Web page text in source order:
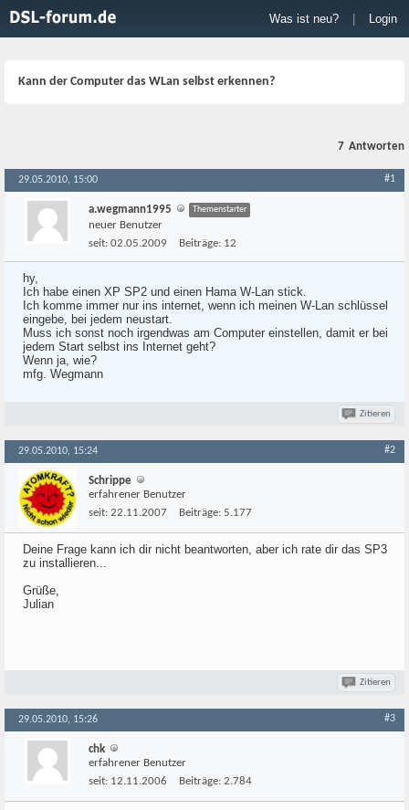
Was ist neu? Login
Kann der Computer das WLan selbst erkennen?
7 Antworten
29.05.2010, 15:00 #1
a.wegmann1995 Themenstarter
neuer Benutzer
seit: 02.05.2009 Beiträge: 12
hy,
Ich habe einen XP SP2 und einen Hama W-Lan stick.
Ich komme immer nur ins internet, wenn ich meinen W-Lan schlüssel
eingebe, bei jedem neustart.
Muss ich sonst noch irgendwas am Computer einstellen, damit er bei
jedem Start selbst ins Internet geht?
Wenn ja, wie?
mfg. Wegmann
Zitieren
29.05.2010, 15:24 #2
Schrippe
erfahrener Benutzer
seit: 22.11.2007 Beiträge: 5.177
Deine Frage kann ich dir nicht beantworten, aber ich rate dir das SP3
zu installieren...
Grüße,
Julian
Zitieren
29.05.2010, 15:26 #3
chk
erfahrener Benutzer
seit: 12.11.2006 Beiträge: 2.784